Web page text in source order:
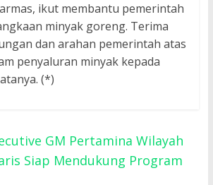
ikut membantu pemerintah
minyak goreng. Terima
dan arahan pemerintah atas
penyaluran minyak kepada
(*)
GM Pertamina Wilayah
Siap Mendukung Program